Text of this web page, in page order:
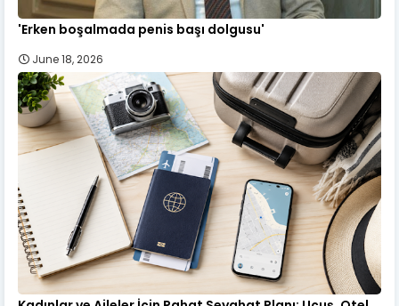
'Erken boşalmada penis başı dolgusu'
June 18, 2026